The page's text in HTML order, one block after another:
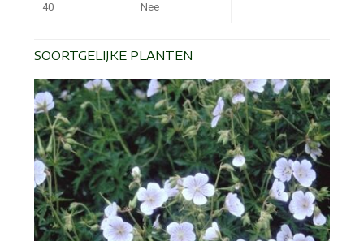
40
Nee
SOORTGELIJKE PLANTEN